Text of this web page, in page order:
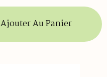
Ajouter Au Panier